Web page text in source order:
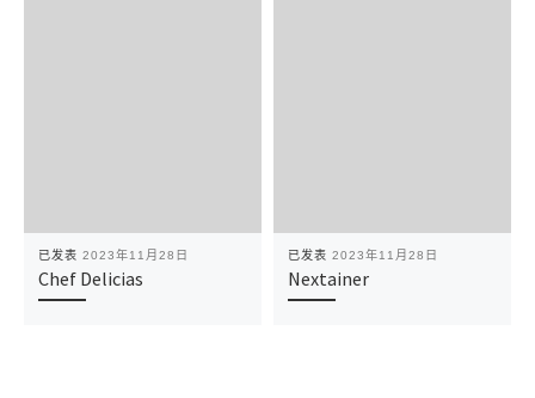
已发表 2023年11月28日
Chef Delicias
已发表 2023年11月28日
Nextainer